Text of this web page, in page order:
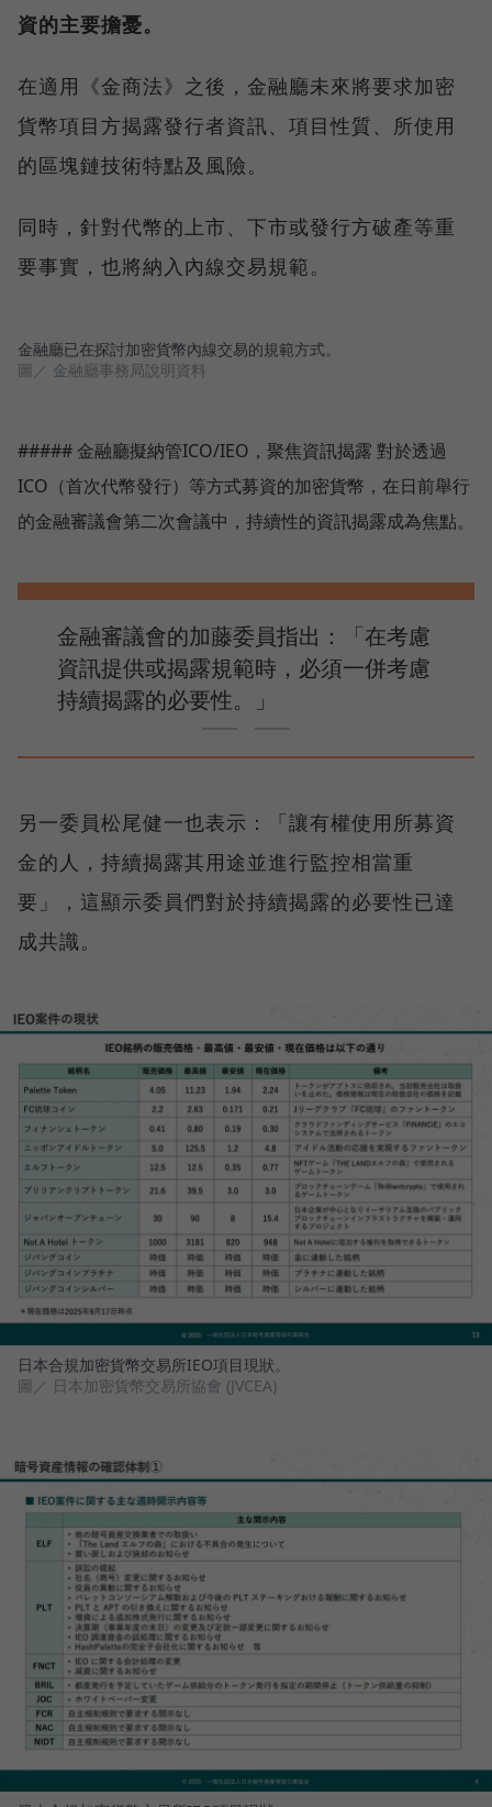
資的主要擔憂。
在適用《金商法》之後，金融廳未來將要求加密
貨幣項目方揭露發行者資訊、項目性質、所使用
的區塊鏈技術特點及風險。
同時，針對代幣的上市、下市或發行方破產等重
要事實，也將納入內線交易規範。
金融廳已在探討加密貨幣內線交易的規範方式。
圖／ 金融廳事務局說明資料
##### 金融廳擬納管ICO/IEO，聚焦資訊揭露 對於透過
ICO（首次代幣發行）等方式募資的加密貨幣，在日前舉行
的金融審議會第二次會議中，持續性的資訊揭露成為焦點。
金融審議會的加藤委員指出：「在考慮
資訊提供或揭露規範時，必須一併考慮
持續揭露的必要性。」
另一委員松尾健一也表示：「讓有權使用所募資
金的人，持續揭露其用途並進行監控相當重
要」，這顯示委員們對於持續揭露的必要性已達
成共識。
日本合規加密貨幣交易所IEO項目現狀。
圖／ 日本加密貨幣交易所協會 (JVCEA)